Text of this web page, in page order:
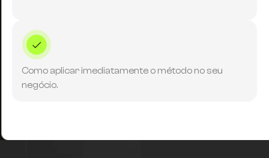
Como aplicar imediatamente o método no seu
negócio.